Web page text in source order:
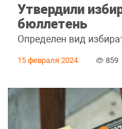
Утвердили
бюллетень
Определен вид
15 февраля 2024 859